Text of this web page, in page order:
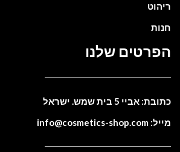
ריהוט
חנות
הפרטים שלנו
כתובת: אביי 5 בית שמש. ישראל
מייל: info@cosmetics-shop.com